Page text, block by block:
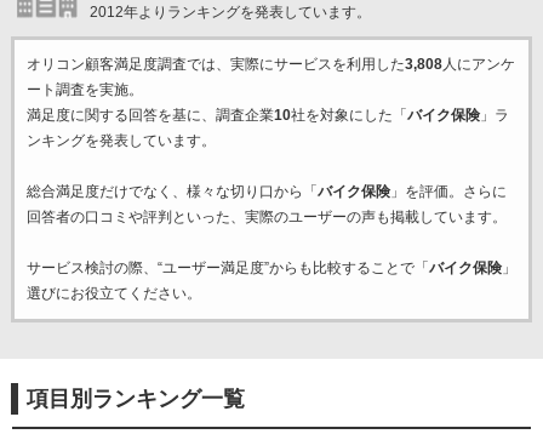
2012年よりランキングを発表しています。
オリコン顧客満足度調査では、実際にサービスを利用した3,808人にアンケ
ート調査を実施。
満足度に関する回答を基に、調査企業10社を対象にした「 バイク保険」ラ
ンキングを発表しています。
総合満足度だけでなく、様々な切り口から「 バイク保険」を評価。さらに
回答者の口コミや評判といった、実際のユーザーの声も掲載しています。
サービス検討の際、“ユーザー満足度”からも比較することで「 バイク保険」
選びにお役立てください。
項目別ランキング一覧